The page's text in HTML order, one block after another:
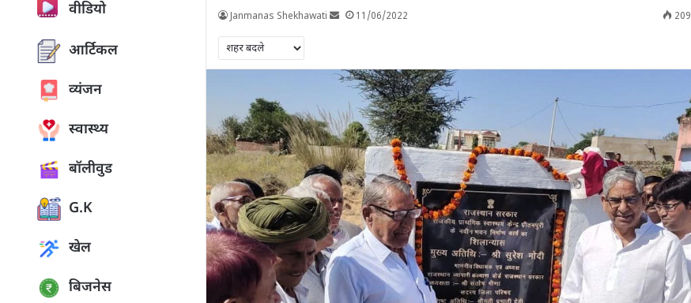
वीडियो
आर्टिकल
व्यंजन
स्वास्थ्य
बॉलीवुड
G.K
खेल
बिजनेस
Janmanas Shekhawati 11/06/2022 209